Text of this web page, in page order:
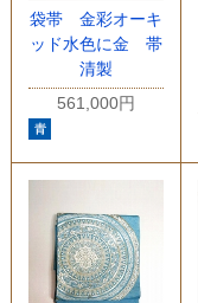
袋帯 金彩オーキ
ッド水色に金 帯
清製
561,000円